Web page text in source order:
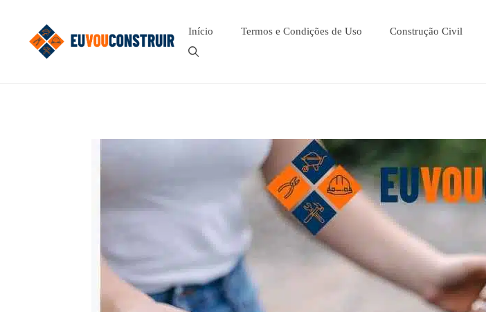
Início Termos e Condições de Uso Construção Civil